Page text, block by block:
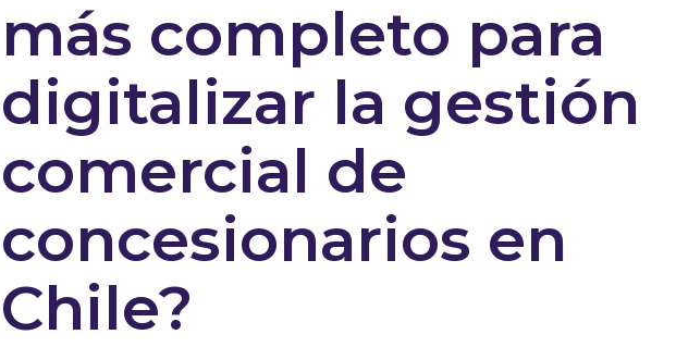
más completo para
digitalizar la gestión
comercial de
concesionarios en
Chile?